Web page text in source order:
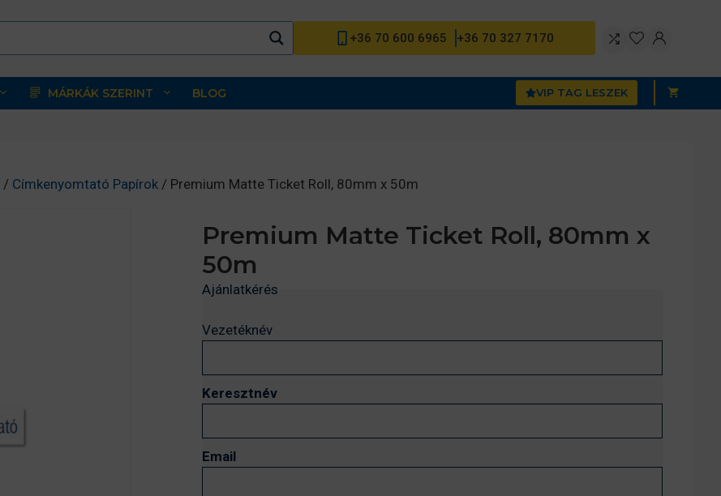
+36 70 600 6965 +36 70 327 7170
MÁRKÁK SZERINT BLOG VIP TAG LESZEK
/ Címkenyomtató Papírok / Premium Matte Ticket Roll, 80mm x 50m
Premium Matte Ticket Roll, 80mm x
50m
Ajánlatkérés
Vezetéknév
Keresztnév
Email